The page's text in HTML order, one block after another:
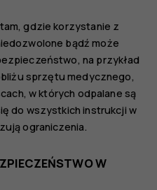
gdzie korzystanie z
bądź może
na przykład
sprzętu medycznego,
w których odpalane są
do wszystkich instrukcji w
ograniczenia.
W